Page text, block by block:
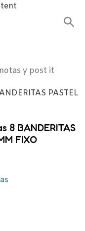
y post it
8 BANDERITAS
FIXO